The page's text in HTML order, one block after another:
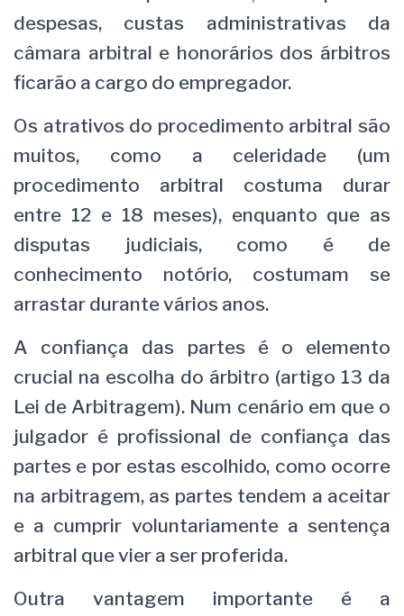
despesas, custas administrativas da
câmara arbitral e honorários dos árbitros
ficarão a cargo do empregador.
Os atrativos do procedimento arbitral são
muitos, como a celeridade (um
procedimento arbitral costuma durar
entre 12 e 18 meses), enquanto que as
disputas judiciais, como é de
conhecimento notório, costumam se
arrastar durante vários anos.
A confiança das partes é o elemento
crucial na escolha do árbitro (artigo 13 da
Lei de Arbitragem). Num cenário em que o
julgador é profissional de confiança das
partes e por estas escolhido, como ocorre
na arbitragem, as partes tendem a aceitar
e a cumprir voluntariamente a sentença
arbitral que vier a ser proferida.
Outra vantagem importante é a